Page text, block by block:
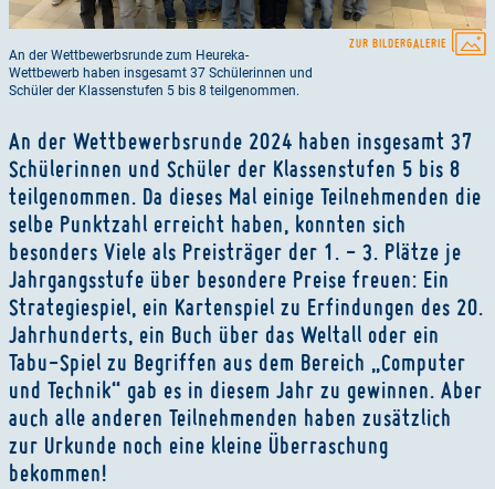
An der Wettbewerbsrunde zum Heureka-
Wettbewerb haben insgesamt 37 Schülerinnen und
Schüler der Klassenstufen 5 bis 8 teilgenommen.
ZUR BILDERGALERIE
An der Wettbewerbsrunde 2024 haben insgesamt 37
Schülerinnen und Schüler der Klassenstufen 5 bis 8
teilgenommen. Da dieses Mal einige Teilnehmenden die
selbe Punktzahl erreicht haben, konnten sich
besonders Viele als Preisträger der 1. - 3. Plätze je
Jahrgangsstufe über besondere Preise freuen: Ein
Strategiespiel, ein Kartenspiel zu Erfindungen des 20.
Jahrhunderts, ein Buch über das Weltall oder ein
Tabu-Spiel zu Begriffen aus dem Bereich „Computer
und Technik“ gab es in diesem Jahr zu gewinnen. Aber
auch alle anderen Teilnehmenden haben zusätzlich
zur Urkunde noch eine kleine Überraschung
bekommen!